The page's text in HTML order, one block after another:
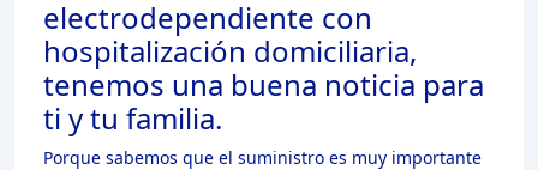
electrodependiente con
hospitalización domiciliaria,
tenemos una buena noticia para
ti y tu familia.
Porque sabemos que el suministro es muy importante